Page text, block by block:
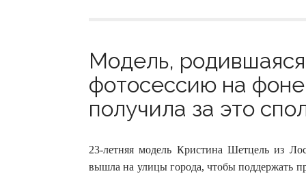
Модель,
фотосессию на
получила за это
23-летняя модель Кристина Шетцель из
вышла на улицы города, чтобы поддержать